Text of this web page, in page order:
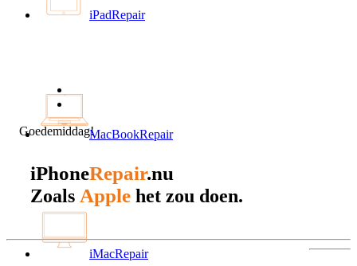
iPadRepair
MacBookRepair
iMacRepair
Goedemiddag!
iPhoneRepair.nu
Zoals Apple het zou doen.